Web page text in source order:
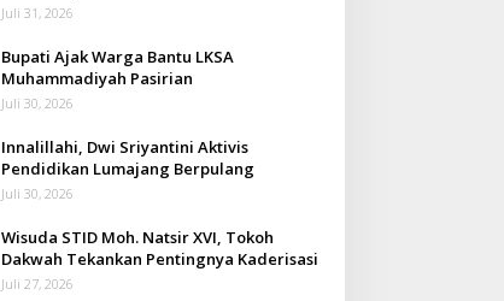
Juli 31, 2026
Bupati Ajak Warga Bantu LKSA
Muhammadiyah Pasirian
Juli 30, 2026
Innalillahi, Dwi Sriyantini Aktivis
Pendidikan Lumajang Berpulang
Juli 30, 2026
Wisuda STID Moh. Natsir XVI, Tokoh
Dakwah Tekankan Pentingnya Kaderisasi
Juli 27, 2026